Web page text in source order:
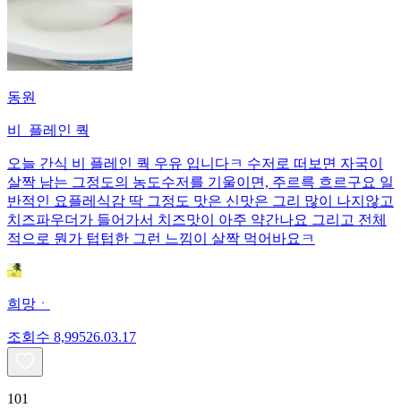
동원
비_플레인 쿽
오늘 간식 비 플레인 쿽 우유 입니다ㅋ 수저로 떠보면 자국이
살짝 남는 그정도의 농도수저를 기울이면, 주르륵 흐르구요 일
반적인 요플레식감 딱 그정도 맛은 신맛은 그리 많이 나지않고
치즈파우더가 들어가서 치즈맛이 아주 약간나요 그리고 전체
적으로 뭔가 텁텁한 그런 느낌이 살짝 먹어바요ㅋ
희망ㆍ
조회수 8,99526.03.17
101